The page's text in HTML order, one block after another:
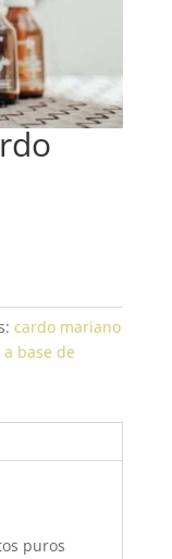
cardo mariano
base de
puros